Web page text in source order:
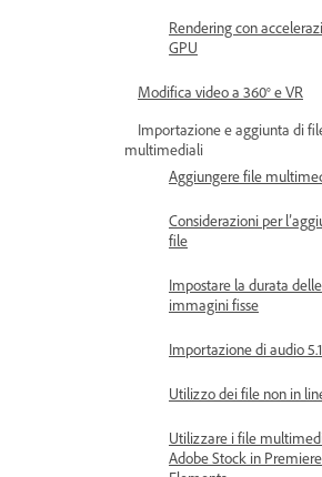
Rendering con
GPU
Modifica video a 360° e VR
Importazione e aggiunta di
multimediali
Aggiungere file
Considerazioni per
file
Impostare la durata delle
immagini fisse
Importazione di audio 5.1
Utilizzo dei file non in
Utilizzare i file
Adobe Stock in Premiere